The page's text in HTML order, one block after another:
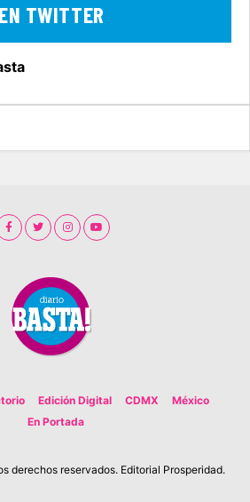
EN TWITTER
Edición Digital CDMX
México
En Portada
derechos reservados. Editorial Prosperidad.